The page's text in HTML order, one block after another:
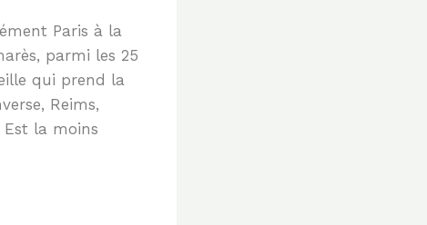
Paris à la
parmi les 25
qui prend la
Reims,
la moins